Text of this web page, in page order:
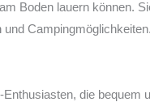
Boden lauern können.
die bequem